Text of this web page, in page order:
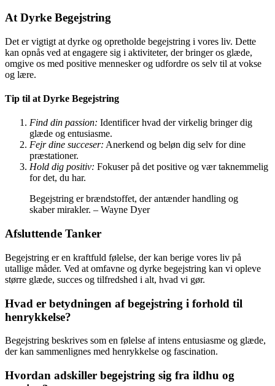
At Dyrke Begejstring
Det er vigtigt at dyrke og opretholde begejstring i vores liv. Dette
kan opnås ved at engagere sig i aktiviteter, der bringer os glæde,
omgive os med positive mennesker og udfordre os selv til at vokse
og lære.
Tip til at Dyrke Begejstring
Find din passion: Identificer hvad der virkelig bringer dig
glæde og entusiasme.
Fejr dine succeser: Anerkend og beløn dig selv for dine
præstationer.
Hold dig positiv: Fokuser på det positive og vær taknemmelig
for det, du har.
Begejstring er brændstoffet, der antænder handling og
skaber mirakler. – Wayne Dyer
Afsluttende Tanker
Begejstring er en kraftfuld følelse, der kan berige vores liv på
utallige måder. Ved at omfavne og dyrke begejstring kan vi opleve
større glæde, succes og tilfredshed i alt, hvad vi gør.
Hvad er betydningen af ​​begejstring i forhold til
henrykkelse?
Begejstring beskrives som en følelse af intens entusiasme og glæde,
der kan sammenlignes med henrykkelse og fascination.
Hvordan adskiller begejstring sig fra ildhu og